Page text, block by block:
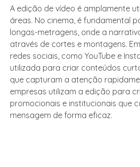
A edição de vídeo é amplamente
áreas. No cinema, é fundamental
longas-metragens, onde a
através de cortes e montagens.
redes sociais, como YouTube e
utilizada para criar conteúdos
que capturam a atenção
empresas utilizam a edição para
promocionais e institucionais que
mensagem de forma eficaz.